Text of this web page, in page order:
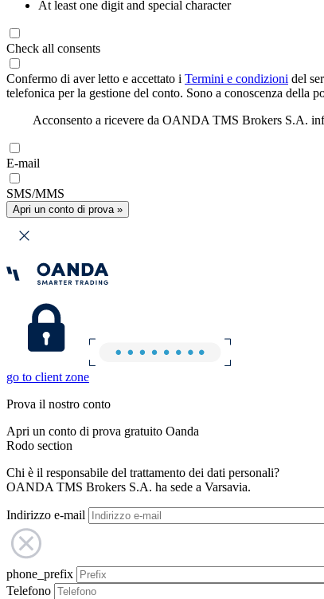
At least one digit and special character
Check all consents
Confermo di aver letto e accettato i Termini e condizioni del
telefonica per la gestione del conto. Sono a conoscenza della
Acconsento a ricevere da OANDA TMS Brokers S.A.
E-mail
SMS/MMS
Apri un conto di prova »
go to client zone
Prova il nostro conto
Apri un conto di prova gratuito Oanda
Rodo section
Chi è il responsabile del trattamento dei dati personali?
OANDA TMS Brokers S.A. ha sede a Varsavia.
Indirizzo e-mail
phone_prefix
Telefono